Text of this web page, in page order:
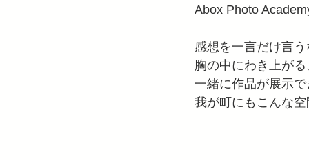
Abox Photo
感想を一言だけ言う
胸の中にわき上がる
一緒に作品が展示で
我が町にもこんな空